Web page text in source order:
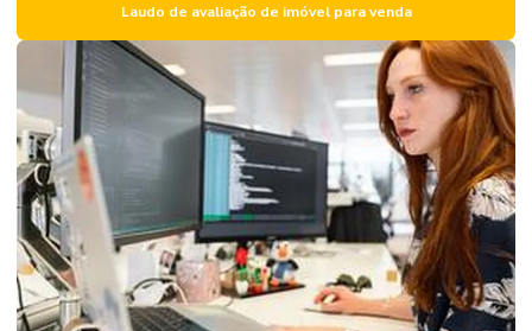
Empresa de vistoria de imóvel
Empresas de perícia engenharia civil
Engenharia de avaliação imóveis e perícia
Inspeção estrutural
Inspeção estrutural predial
Inspeção de imóvel
Inspeção predial
Laudo de avaliação de imóvel para venda